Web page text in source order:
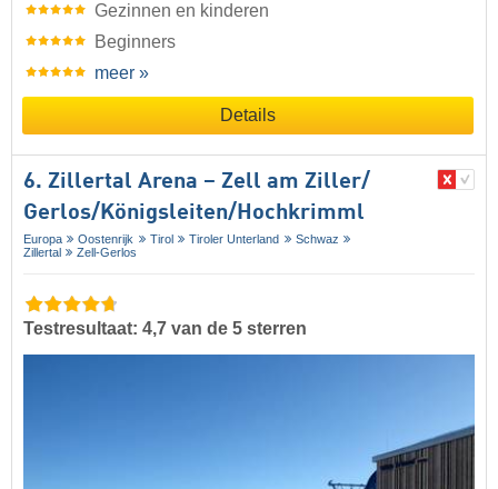
Gezinnen en kinderen
Beginners
meer »
Details
6. Zillertal Arena – Zell am Ziller/​
Gerlos/​Königsleiten/​Hochkrimml
Europa Oostenrijk Tirol Tiroler Unterland
Schwaz
Zillertal
Zell-Gerlos
Testresultaat: 4,7 van de 5 sterren